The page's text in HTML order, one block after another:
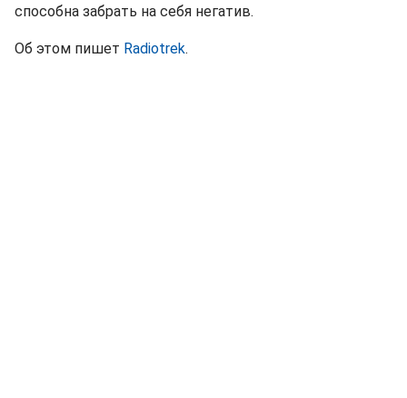
способна забрать на себя негатив.
Об этом пишет Radiotrek.